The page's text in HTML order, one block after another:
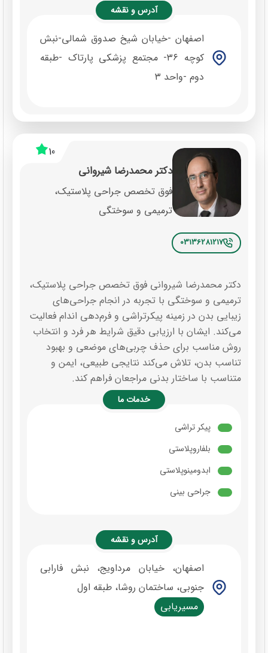
کوچک کردن سینه و ماموپلاستی
لیپوساکشن غبغب
رفع افتادگی بازوها
بلفاروپلاستی در مطب انجام می شود.
تزریق ژل و فیلر
تزریق بوتاکس
آدرس و نقشه
اصفهان -خیابان شیخ صدوق شمالی-نبش
کوچه ۳۶- مجتمع پزشکی پارتاک -طبقه
دوم -واحد ۳
10
دکتر محمدرضا شیروانی
فوق تخصص جراحی پلاستیک،
ترمیمی و سوختگی
03136281217
دکتر محمدرضا شیروانی فوق تخصص جراحی پلاستیک،
ترمیمی و سوختگی با تجربه در انجام جراحی‌های
زیبایی بدن در زمینه پیکرتراشی و فرم‌دهی اندام فعالیت
می‌کند. ایشان با ارزیابی دقیق شرایط هر فرد و انتخاب
روش مناسب برای حذف چربی‌های موضعی و بهبود
تناسب بدن، تلاش می‌کند نتایجی طبیعی، ایمن و
متناسب با ساختار بدنی مراجعان فراهم کند.
خدمات ما
پیکر تراشی
بلفاروپلاستی
ابدومینوپلاستی
جراحی بینی
آدرس و نقشه
اصفهان، خیابان مرداویج، نبش فارابی
جنوبی، ساختمان روشا، طبقه اول
مسیریابی